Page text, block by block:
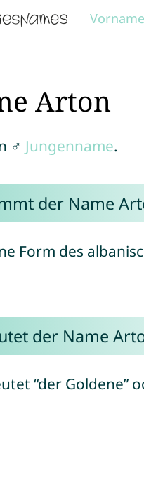
Arton
♂ Jungenname.
der Name
Form des
der Name
“der Goldene”